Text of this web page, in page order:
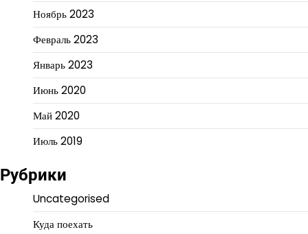
Ноябрь 2023
Февраль 2023
Январь 2023
Июнь 2020
Май 2020
Июль 2019
Рубрики
Uncategorised
Куда поехать